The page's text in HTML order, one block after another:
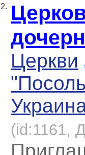
2.
Церкви
(id:1161,